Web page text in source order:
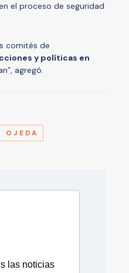
el proceso de seguridad
comités de
y políticas en
agregó.
OJEDA
las noticias